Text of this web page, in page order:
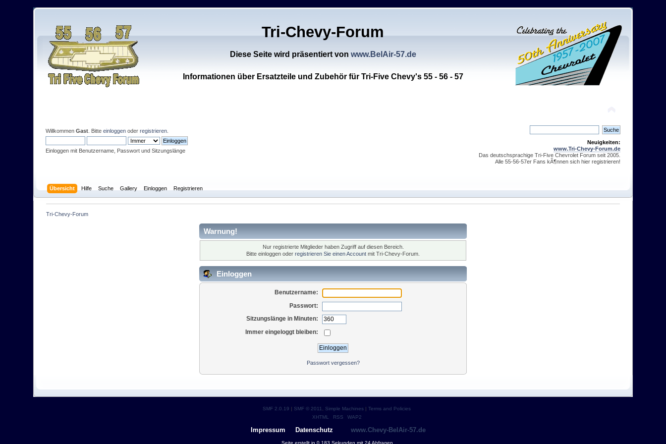
Tri-Chevy-Forum
Diese Seite wird präsentiert von www.BelAir-57.de
Informationen über Ersatzteile und Zubehör für Tri-Five Chevy's 55 - 56 - 57
WillkommenGast . Bitteeinloggen oderregistrieren
Einloggen mit Benutzername, Passwort und Sitzungslänge
Neuigkeiten:
www.Tri-Chevy-Forum.de
Das deutschsprachige Tri-Five Chevrolet Forum seit 2005.
Alle 55-56-57er Fans kÃ¶nnen sich hier registrieren!
Übersicht Hilfe Suche Gallery Einloggen Registrieren
Tri-Chevy-Forum
Warnung!
Nur registrierte Mitglieder haben Zugriff auf diesen Bereich.
Bitte einloggen oder registrieren Sie einen Account mit Tri-Chevy-Forum.
Einloggen
Benutzername:
Passwort:
Sitzungslänge in Minuten:
Immer eingeloggt bleiben:
Passwort vergessen?
SMF 2.0.19 | SMF © 2011 Simple Machines | Terms and Policies
XHTML
RSS WAP2
Impressum Datenschutz www.Chevy-BelAir-57.de